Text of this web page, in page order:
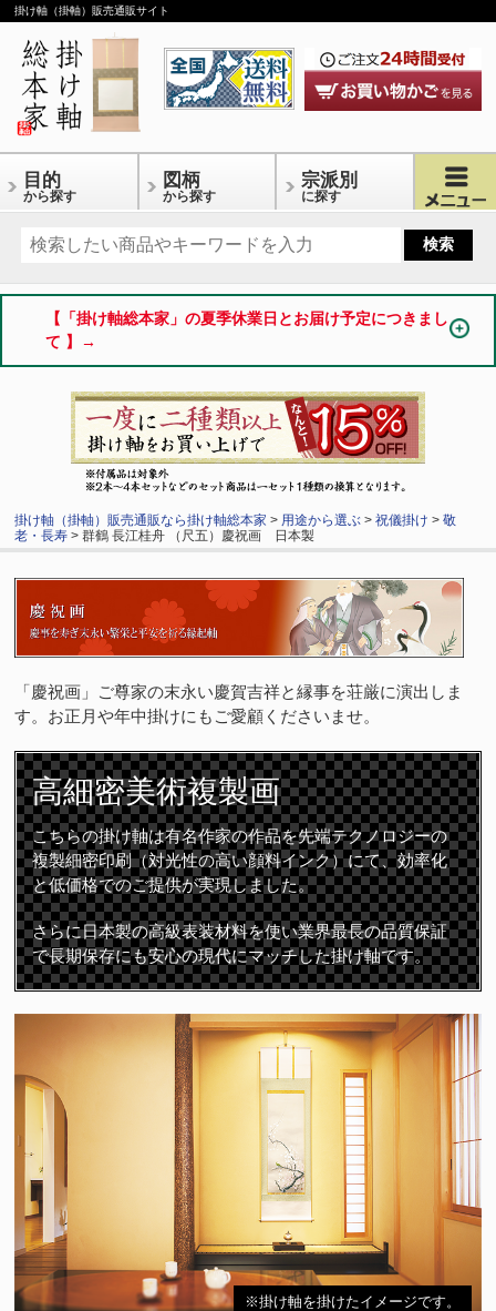
掛け軸（掛軸）販売通販サイト
目的
から探す
図柄
から探す
宗派別
に探す
【「掛け軸総本家」の夏季休業日とお届け予定につきまし
て 】→
掛け軸（掛軸）販売通販なら掛け軸総本家 > 用途から選ぶ >祝儀掛け >敬
老・長寿 > 群鶴 長江桂舟 （尺五）慶祝画 日本製
「慶祝画」ご尊家の末永い慶賀吉祥と縁事を荘厳に演出しま
す。お正月や年中掛けにもご愛顧くださいませ。
高細密美術複製画
こちらの掛け軸は有名作家の作品を先端テクノロジーの
複製細密印刷（対光性の高い顔料インク）にて、効率化
と低価格でのご提供が実現しました。
さらに日本製の高級表装材料を使い業界最長の品質保証
で長期保存にも安心の現代にマッチした掛け軸です。
※掛け軸を掛けたイメージです。